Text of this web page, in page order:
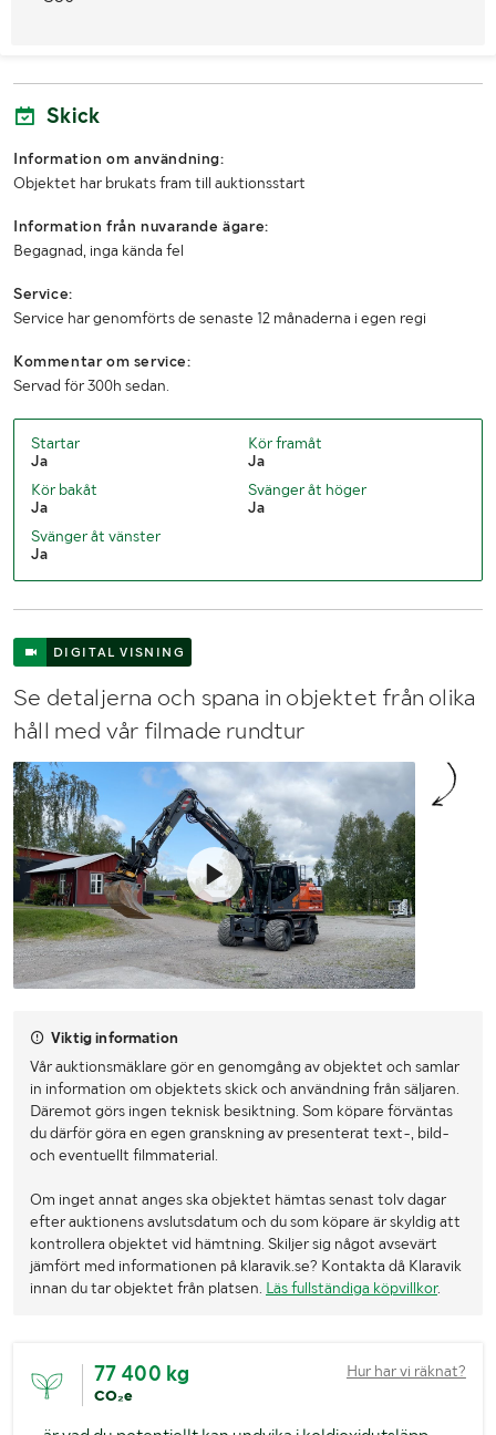
Skick
Information om användning:
Objektet har brukats fram till auktionsstart
Information från nuvarande ägare:
Begagnad, inga kända fel
Service:
Service har genomförts de senaste 12 månaderna i egen regi
Kommentar om service:
Servad för 300h sedan.
Startar
Ja
Kör framåt
Ja
Kör bakåt
Ja
Svänger åt höger
Ja
Svänger åt vänster
Ja
DIGITAL VISNING
Se detaljerna och spana in objektet från olika
håll med vår filmade rundtur
Viktig information
Vår auktionsmäklare gör en genomgång av objektet och samlar
in information om objektets skick och användning från säljaren.
Däremot görs ingen teknisk besiktning. Som köpare förväntas
du därför göra en egen granskning av presenterat text-, bild-
och eventuellt filmmaterial.
Om inget annat anges ska objektet hämtas senast tolv dagar
efter auktionens avslutsdatum och du som köpare är skyldig att
kontrollera objektet vid hämtning. Skiljer sig något avsevärt
jämfört med informationen på klaravik.se? Kontakta då Klaravik
innan du tar objektet från platsen. Läs fullständiga köpvillkor.
77 400 kg
CO₂e
Hur har vi räknat?